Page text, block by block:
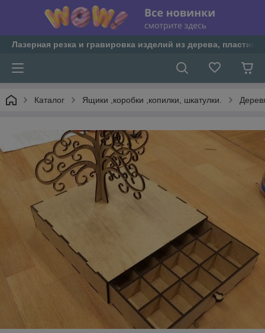
Лазерная резка и гравировка изделий из дерева, пластика
Каталог Ящики ,коробки ,копилки, шкатулки.